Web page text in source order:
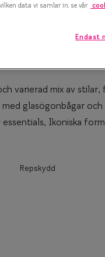
varierad mix av stilar,
glasögonbågar och
Ikoniska
Repskydd
data vi samlar in, se vår
Endast